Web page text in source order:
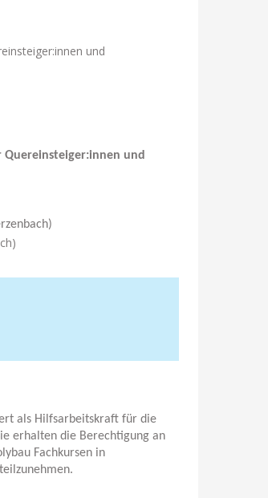
und
Quereinsteiger:innen und
als Hilfsarbeitskraft für die
erhalten die Berechtigung an
Fachkursen in